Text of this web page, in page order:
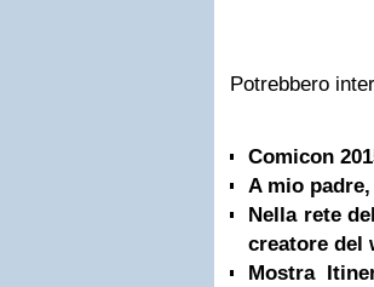
Potrebbero
Comicon
A mio
Nella rete
creatore del
Mostra